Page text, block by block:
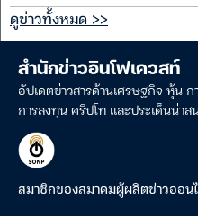
ดูข่าวทั้งหมด >>
สำนักข่าวอินโฟเควสท์
อัปเดตข่าวสารด้านเศรษฐกิจ หุ้น ก
การลงทุน คริปโท และประเด็นน่าส
สมาชิกของสมาคมผู้ผลิตข่าวออน